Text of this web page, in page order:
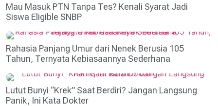
Mau Masuk PTN Tanpa Tes? Kenali Syarat Jadi
Siswa Eligible SNBP
Rahasia Panjang Umur dari Nenek Berusia 105
Tahun, Ternyata Kebiasaannya Sederhana
Lutut Bunyi “Krek” Saat Berdiri? Jangan Langsung
Panik, Ini Kata Dokter